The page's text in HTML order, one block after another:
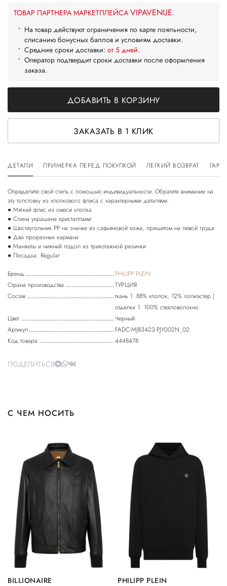
ТОВАР ПАРТНЕРА МАРКЕТПЛЕЙСА VIPAVENUE.
На товар действуют ограничения по карте лояльности,
списанию бонусных баллов и условиям доставки.
Средние сроки доставки: от 5 дней.
Оператор подтвердит сроки доставки после оформления
заказа.
ДОБАВИТЬ В КОРЗИНУ
ЗАКАЗАТЬ В 1 КЛИК
ДЕТАЛИ ПРИМЕРКА ПЕРЕД ПОКУПКОЙ ЛЕГКИЙ ВОЗВРАТ
Определите свой стиль с помощью индивидуальности. Обратите внимание на
эту толстовку из хлопкового флиса с характерными деталями.
● Мягкий флис из смеси хлопка
● Спина украшена кристаллами
● Шестиугольник PP на значке из сафьяновой кожи, пришитом на левой груди
● Два прорезных кармана
● Манжеты и нижний подол из трикотажной резинки
● Посадка: Regular
Бренд
PHILIPP PLEIN
Страна производства
ТУРЦИЯ
Состав
ткань 1: 88% хлопок, 12% полиэстер |
отделка 1: 100% стекловолокно
Цвет
Черный
Артикул
FADC-MJB3423-PJY002N_02
Код товара
4448478
ПОДЕЛИТЬСЯ
С ЧЕМ НОСИТЬ
BILLIONAIRE PHILIPP PLEIN